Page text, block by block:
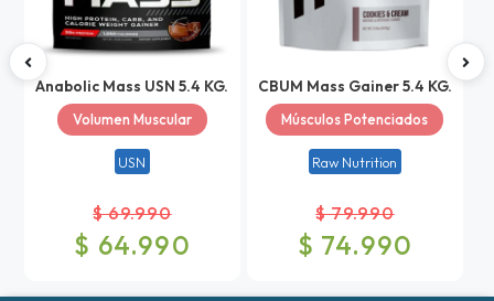
Anabolic Mass USN 5.4 KG.
Volumen Muscular
USN
$ 69.990
$ 64.990
CBUM Mass Gainer 5.4 KG.
Músculos Potenciados
Raw Nutrition
$ 79.990
$ 74.990